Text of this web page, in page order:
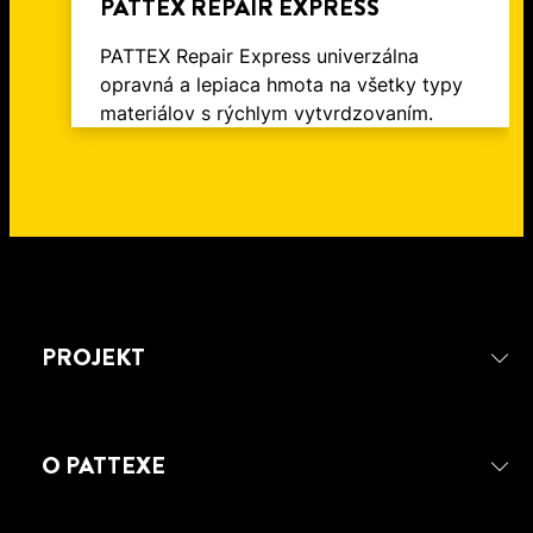
PATTEX REPAIR EXPRESS
PATTEX Repair Express univerzálna
opravná a lepiaca hmota na všetky typy
materiálov s rýchlym vytvrdzovaním.
PROJEKT
O PATTEXE